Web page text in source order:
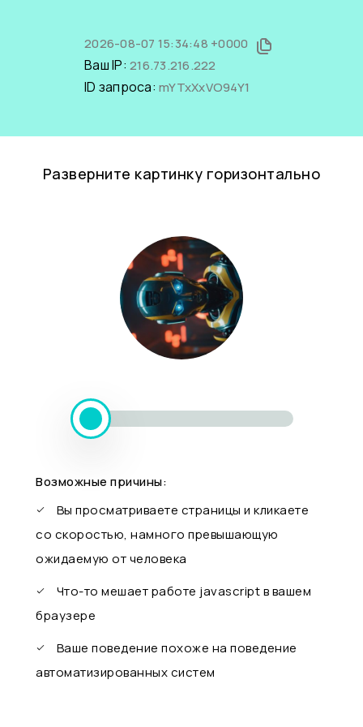
2026-08-07 15:34:48 +0000
Ваш IP: 216.73.216.222
ID запроса: mYTxXxVO94Y1
Разверните картинку горизонтально
Возможные причины:
Вы просматриваете страницы и кликаете
со скоростью, намного превышающую
ожидаемую от человека
Что-то мешает работе javascript в вашем
браузере
Ваше поведение похоже на поведение
автоматизированных систем